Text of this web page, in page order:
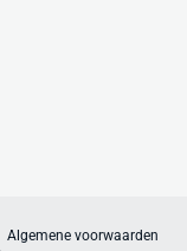
Algemene voorwaarden